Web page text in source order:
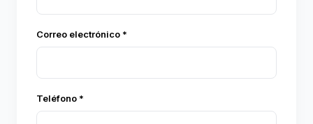
Correo electrónico *
Teléfono *